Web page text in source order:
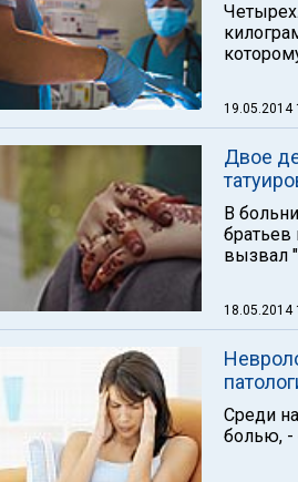
19.05.2014
Двое
В
братьев
вызвал
18.05.2014
Среди
болью, -